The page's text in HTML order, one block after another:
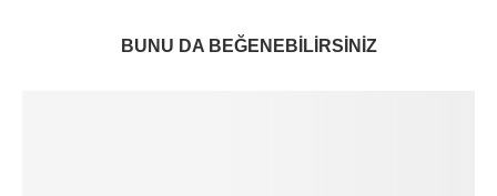
BUNU DA BEĞENEBILIRSINIZ